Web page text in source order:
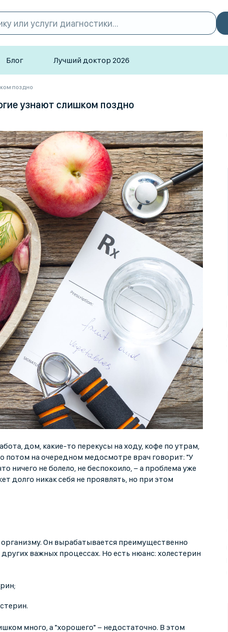
Блог Лучший доктор 2026
поздно
узнают слишком поздно
дом, какие-то перекусы на ходу, кофе по утрам,
потом на очередном медосмотре врач говорит: "У
ничего не болело, не беспокоило, − а проблема уже
долго никак себя не проявлять, но при этом
Он вырабатывается преимущественно
важных процессах. Но есть нюанс: холестерин
много, а "хорошего" − недостаточно. В этом